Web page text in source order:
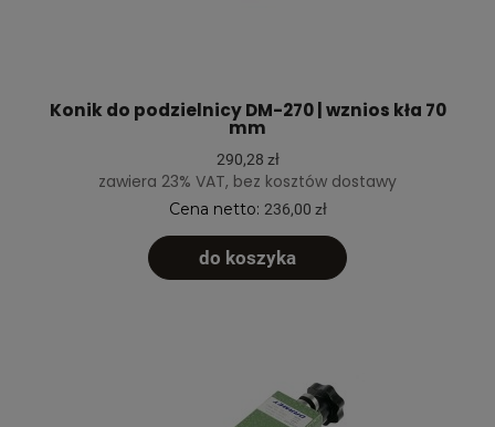
Konik do podzielnicy DM-270 | wznios kła 70
mm
290,28 zł
zawiera 23% VAT, bez kosztów dostawy
Cena netto: 236,00 zł
do koszyka